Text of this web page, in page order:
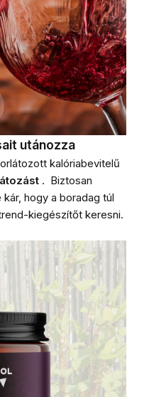
utánozza
kalóriabevitelű
. Biztosan
hogy a boradag túl
kiegészítőt keresni.